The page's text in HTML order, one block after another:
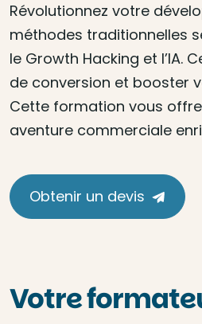
Révolutionnez votre
méthodes traditionnelles
le Growth Hacking et
de conversion et booster
Cette formation vous
aventure commerciale
Obtenir un devis
Votre